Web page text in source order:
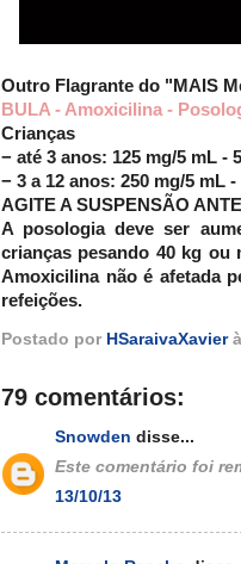
Outro Flagrante do "MAIS
BULA - Amoxicilina -
Crianças
− até 3 anos: 125 mg/5 mL -
− 3 a 12 anos: 250 mg/5 mL -
AGITE A SUSPENSÃO
A posologia deve ser
crianças pesando 40 kg ou
Amoxicilina não é afetada
refeições.
Postado por HSaraivaXavier
79 comentários:
Snowden disse...
Este comentário foi
13/10/13